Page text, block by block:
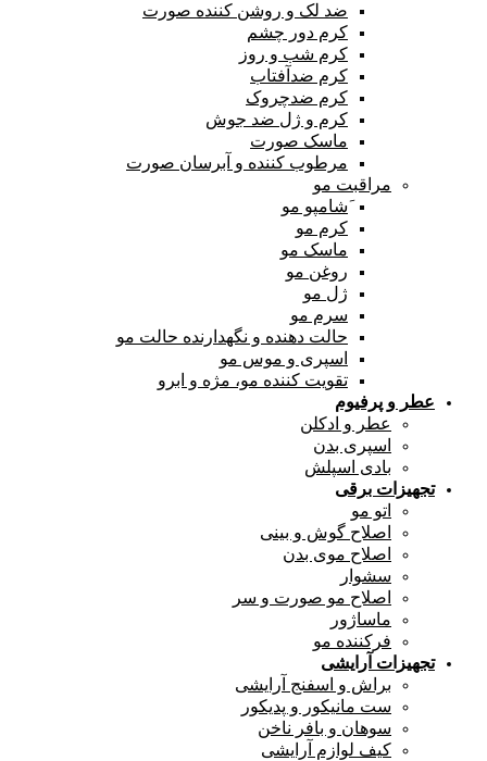
ضد لک و روشن کننده صورت
کرم دور چشم
کرم شب و روز
کرم ضدآفتاب
کرم ضدچروک
کرم و ژل ضد جوش
ماسک صورت
مرطوب کننده و آبرسان صورت
مراقبت مو
َشامپو مو
کرم مو
ماسک مو
روغن مو
ژل مو
سرم مو
حالت دهنده و نگهدارنده حالت مو
اسپری و موس مو
تقویت کننده مو، مژه و ابرو
عطر و پرفیوم
عطر و ادکلن
اسپری بدن
بادی اسپلش
تجهیزات برقی
اتو مو
اصلاح گوش و بینی
اصلاح موی بدن
سشوار
اصلاح مو صورت و سر
ماساژور
فرکننده مو
تجهیزات آرایشی
براش و اسفنج آرایشی
ست مانیکور و پدیکور
سوهان و بافر ناخن
کیف لوازم آرایشی